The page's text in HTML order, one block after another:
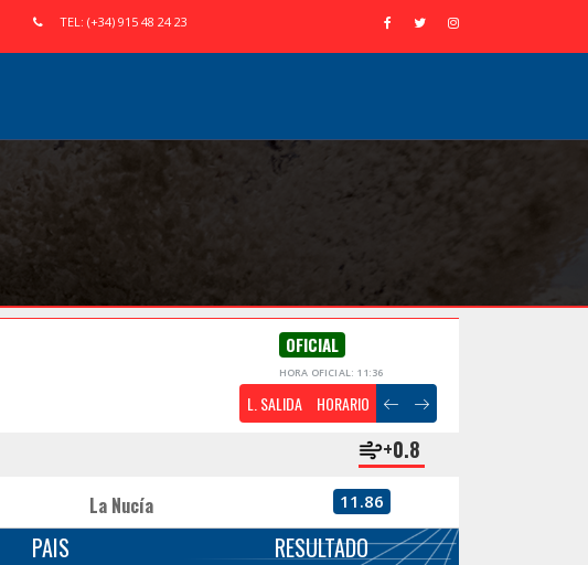
TEL: (+34) 915 48 24 23
OFICIAL
HORA OFICIAL: 11:36
L. SALIDA HORARIO
+0.8
La Nucía 11.86
PAIS RESULTADO